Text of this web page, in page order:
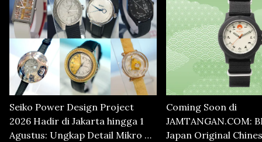
Seiko Power Design Project
2026 Hadir di Jakarta hingga 1
Agustus: Ungkap Detail Mikro di
Coming Soon di
JAMTANGAN.COM:
Japan Original